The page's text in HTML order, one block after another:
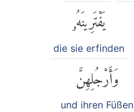
يَفْتَرِينَهُۥ
die sie erfinden
وَأَرْجُلِهِنَّ
und ihren Füßen